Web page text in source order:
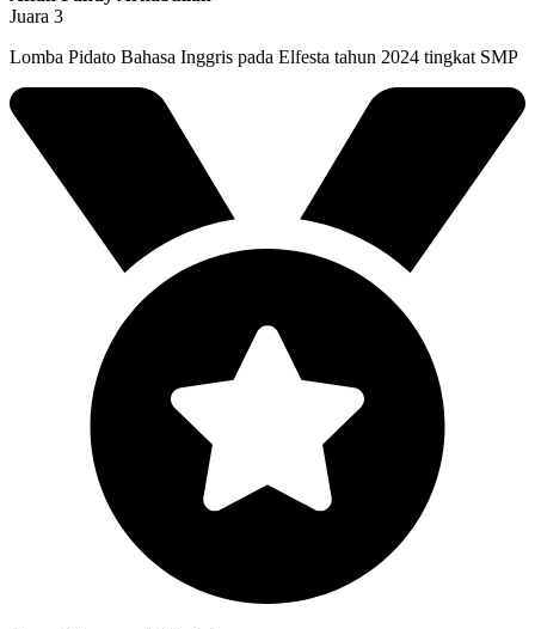
Juara 3
Lomba Pidato Bahasa Inggris pada Elfesta tahun 2024 tingkat SMP